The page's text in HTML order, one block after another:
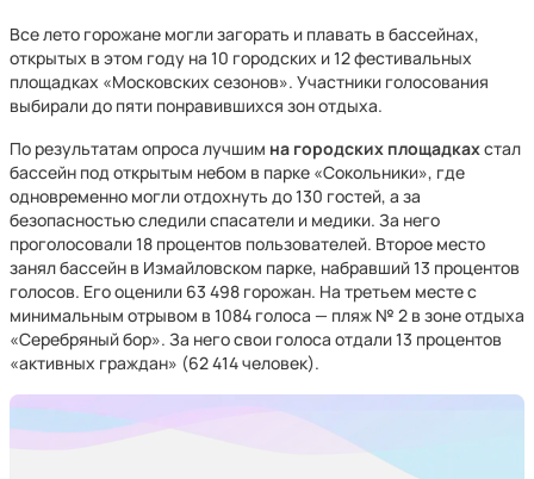
Все лето горожане могли загорать и плавать в бассейнах,
открытых в этом году на 10 городских и 12 фестивальных
площадках «Московских сезонов». Участники голосования
выбирали до пяти понравившихся зон отдыха.
По результатам опроса лучшим на городских площадкахстал
бассейн под открытым небом в парке «Сокольники», где
одновременно могли отдохнуть до 130 гостей, а за
безопасностью следили спасатели и медики. За него
проголосовали 18 процентов пользователей. Второе место
занял бассейн в Измайловском парке, набравший 13 процентов
голосов. Его оценили 63 498 горожан. На третьем месте с
минимальным отрывом в 1084 голоса — пляж № 2 в зоне отдыха
«Серебряный бор». За него свои голоса отдали 13 процентов
«активных граждан» (62 414 человек).